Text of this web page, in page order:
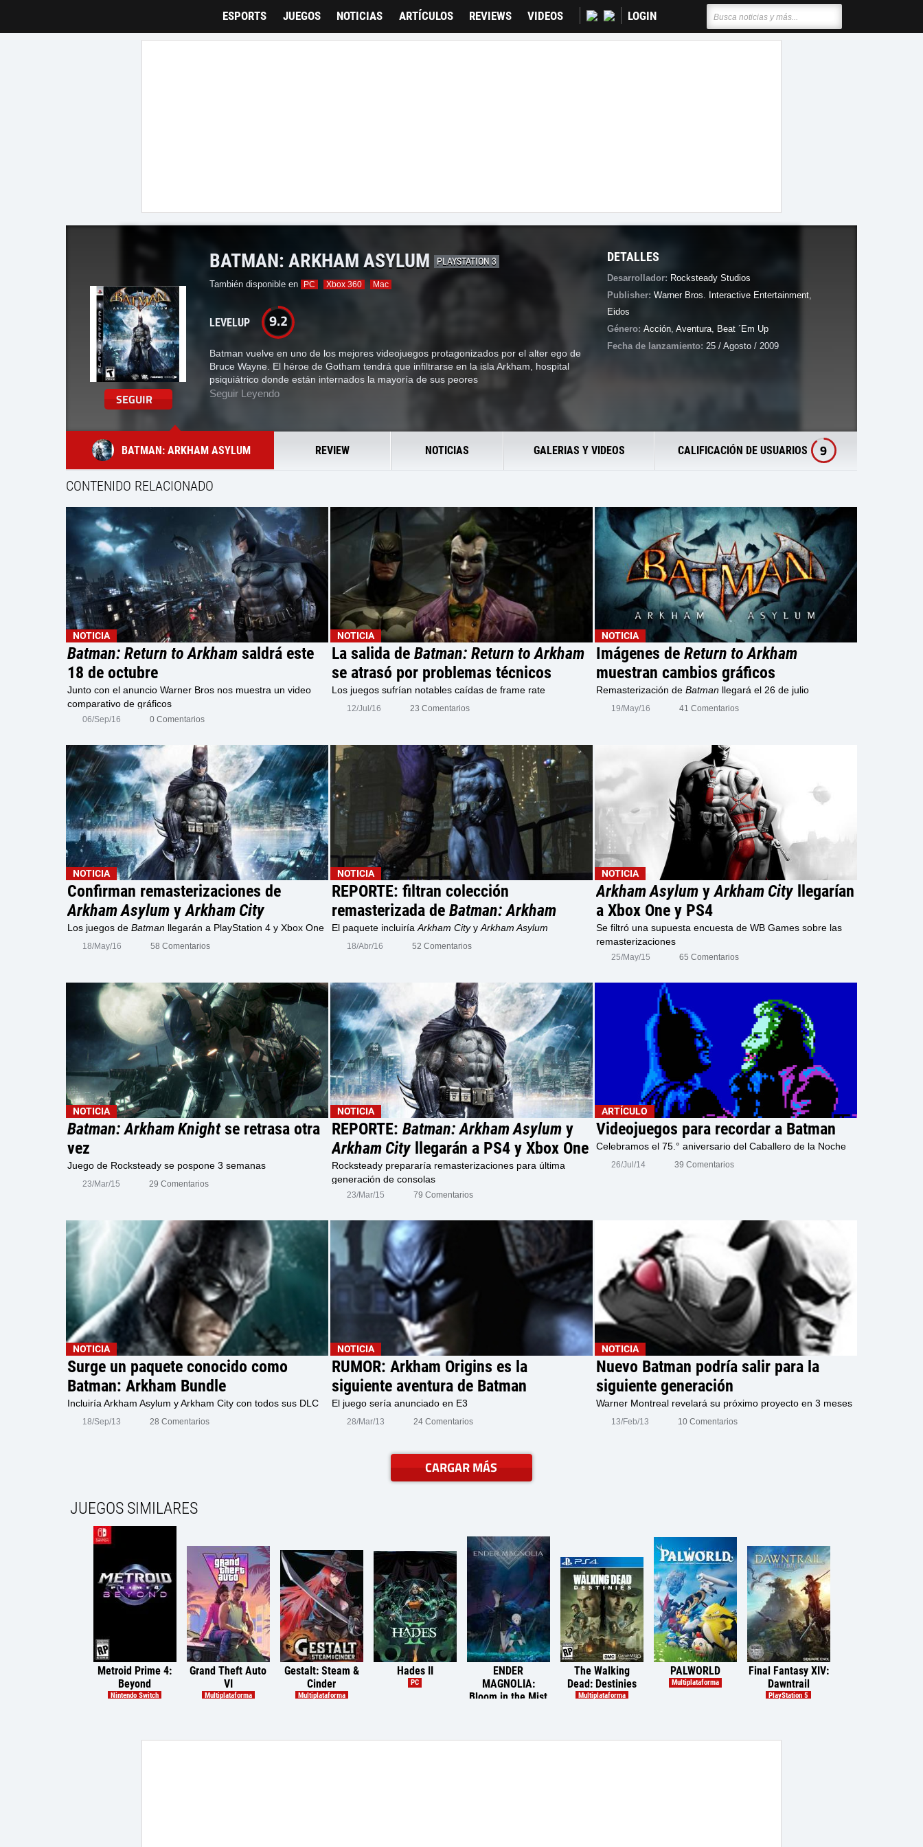
ESPORTS JUEGOS NOTICIAS ARTÍCULOS REVIEWS VIDEOS LOGIN
SEGUIR
BATMAN: ARKHAM ASYLUM PLAYSTATION 3
También disponible en PC Xbox 360 Mac
LEVELUP 9.2
Batman vuelve en uno de los mejores videojuegos protagonizados por el alter ego de
Bruce Wayne. El héroe de Gotham tendrá que infiltrarse en la isla Arkham, hospital
psiquiátrico donde están internados la mayoría de sus peores
Seguir Leyendo
DETALLES
Desarrollador: Rocksteady Studios
Publisher: Warner Bros. Interactive Entertainment,
Eidos
Género: Acción, Aventura, Beat ´em Up
Fecha de lanzamiento: 25 / Agosto / 2009
BATMAN: ARKHAM ASYLUM REVIEW NOTICIAS GALERIAS Y VIDEOS CALIFICACIÓN DE USUARIOS 9
CONTENIDO RELACIONADO
NOTICIA
Batman: Return to Arkham saldrá este
18 de octubre
Junto con el anuncio Warner Bros nos muestra un video
comparativo de gráficos
06/Sep/16 0 Comentarios
NOTICIA
La salida de Batman: Return to Arkham
se atrasó por problemas técnicos
Los juegos sufrían notables caídas de frame rate
12/Jul/16 23 Comentarios
NOTICIA
Imágenes de Return to Arkham
muestran cambios gráficos
Remasterización de Batmanllegará el 26 de julio
19/May/16 41 Comentarios
NOTICIA
Confirman remasterizaciones de
Arkham Asylum yArkham City
Los juegos de Batman llegarán a PlayStation 4 y Xbox One
18/May/16 58 Comentarios
NOTICIA
REPORTE: filtran colección
remasterizada de Batman: Arkham
El paquete incluiría Arkham Cityy Arkham Asylum
18/Abr/16 52 Comentarios
NOTICIA
Arkham AsylumyArkham Cityllegarían
a Xbox One y PS4
Se filtró una supuesta encuesta de WB Games sobre las
remasterizaciones
25/May/15 65 Comentarios
NOTICIA
Batman: Arkham Knightse retrasa otra
vez
Juego de Rocksteady se pospone 3 semanas
23/Mar/15 29 Comentarios
NOTICIA
REPORTE: Batman: Arkham Asylumy
Arkham Cityllegarán a PS4 y Xbox One
Rocksteady prepararía remasterizaciones para última
generación de consolas
23/Mar/15 79 Comentarios
ARTÍCULO
Videojuegos para recordar a Batman
Celebramos el 75.° aniversario del Caballero de la Noche
26/Jul/14 39 Comentarios
NOTICIA
Surge un paquete conocido como
Batman: Arkham Bundle
Incluiría Arkham Asylum y Arkham City con todos sus DLC
18/Sep/13 28 Comentarios
NOTICIA
RUMOR: Arkham Origins es la
siguiente aventura de Batman
El juego sería anunciado en E3
28/Mar/13 24 Comentarios
NOTICIA
Nuevo Batman podría salir para la
siguiente generación
Warner Montreal revelará su próximo proyecto en 3 meses
13/Feb/13 10 Comentarios
CARGAR MÁS
JUEGOS SIMILARES
Metroid Prime 4:
Beyond
Nintendo Switch
Grand Theft Auto
VI
Multiplataforma
Gestalt: Steam &
Cinder
Multiplataforma
Hades II
PC
ENDER
MAGNOLIA:
Bloom in the Mist
The Walking
Dead: Destinies
Multiplataforma
PALWORLD
Multiplataforma
Final Fantasy XIV:
Dawntrail
PlayStation 5